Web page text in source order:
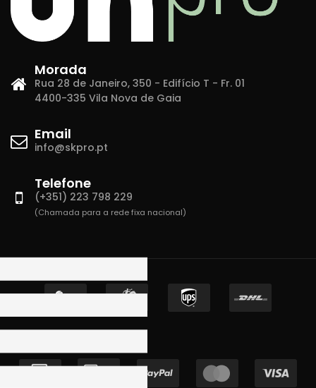
Morada
Rua 28 de Janeiro, 350 - Edifício T - Fr. 01
4400-335 Vila Nova de Gaia
Email
info@skpro.pt
Telefone
(+351) 223 798 229
(Chamada para a rede fixa nacional)